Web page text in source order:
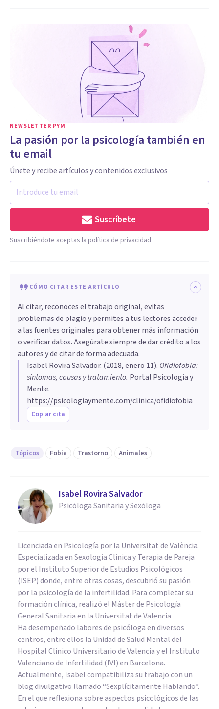
NEWSLETTER PYM
La pasión por la psicología también en
tu email
Únete y recibe artículos y contenidos exclusivos
Suscríbete
Suscribiéndote aceptas la política de privacidad
CÓMO CITAR ESTE ARTÍCULO
Al citar, reconoces el trabajo original, evitas
problemas de plagio y permites a tus lectores acceder
a las fuentes originales para obtener más información
o verificar datos. Asegúrate siempre de dar crédito a los
autores y de citar de forma adecuada.
Isabel Rovira Salvador. (2018, enero 11). Ofidiofobia:
síntomas, causas y tratamiento. Portal Psicología y
Mente.
https://psicologiaymente.com/clinica/ofidiofobia
Copiar cita
Tópicos Fobia Trastorno Animales
Isabel Rovira Salvador
Psicóloga Sanitaria y Sexóloga
Licenciada en Psicología por la Universitat de València.
Especializada en Sexología Clínica y Terapia de Pareja
por el Instituto Superior de Estudios Psicológicos
(ISEP) donde, entre otras cosas, descubrió su pasión
por la psicología de la infertilidad. Para completar su
formación clínica, realizó el Máster de Psicología
General Sanitaria en la Universitat de Valencia.
Ha desempeñado labores de psicóloga en diversos
centros, entre ellos la Unidad de Salud Mental del
Hospital Clínico Universitario de Valencia y el Instituto
Valenciano de Infertilidad (IVI) en Barcelona.
Actualmente, Isabel compatibiliza su trabajo con un
blog divulgativo llamado “Sexplícitamente Hablando”.
En el que reflexiona sobre aspectos psicológicos de las